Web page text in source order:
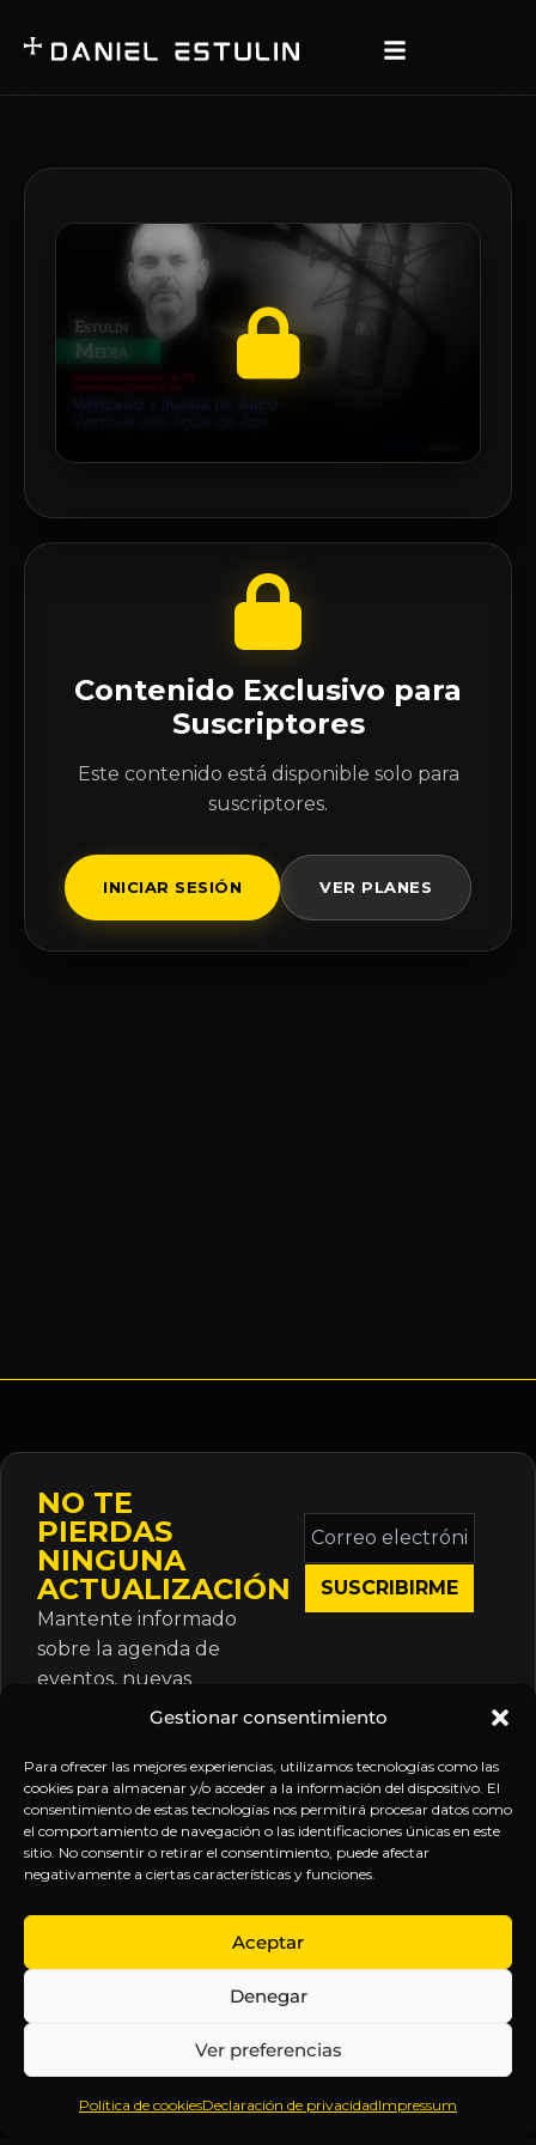
Gestionar consentimiento
Para ofrecer las mejores experiencias, utilizamos tecnologías como las
cookies para almacenar y/o acceder a la información del dispositivo. El
consentimiento de estas tecnologías nos permitirá procesar datos como
el comportamiento de navegación o las identificaciones únicas en este
sitio. No consentir o retirar el consentimiento, puede afectar
negativamente a ciertas características y funciones.
Aceptar
Denegar
Ver preferencias
Política de cookiesDeclaración de privacidadImpressum
Contenido Exclusivo para
Suscriptores
Este contenido está disponible solo para
suscriptores.
INICIAR SESIÓN VER PLANES
NO TE
PIERDAS
NINGUNA
ACTUALIZACIÓN
Mantente informado
sobre la agenda de
eventos, nuevas
publicaciones y
suscripción.
Correo
electrónico
*
Inteligencia
Anticipándonos
EXPLORA
Inicio
Sobre
Contenido
Webinars
LEGAL
Política
de
Términos y
Aviso
SÍGUENOS